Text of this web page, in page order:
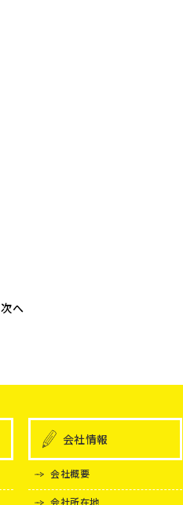
次へ
会社情報
会社概要
会社所在地